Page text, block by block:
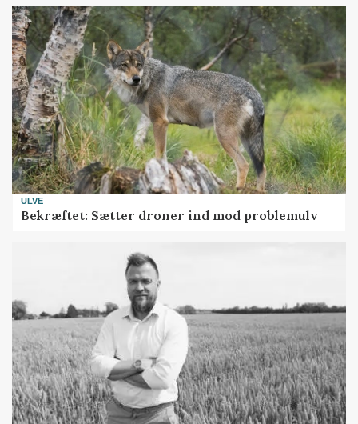
ULVE
Bekræftet: Sætter droner ind mod problemulv